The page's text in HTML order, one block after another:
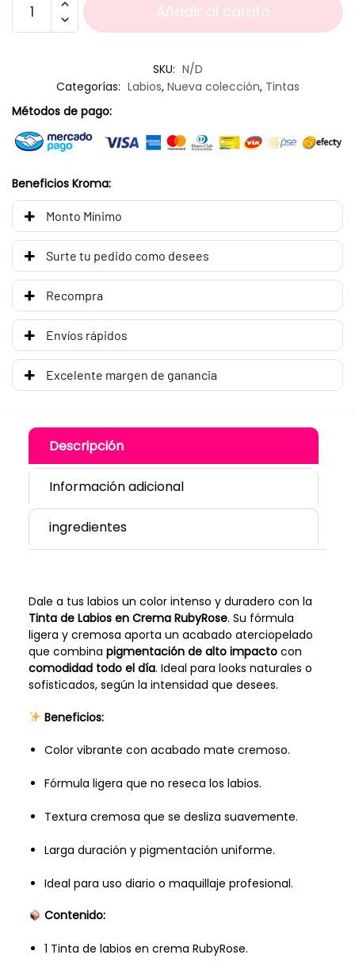
Añadir al carrito
SKU: N/D
Categorías: Labios, Nueva colección, Tintas
Métodos de pago:
Beneficios Kroma:
Monto Mínimo
Surte tu pedido como desees
Recompra
Envíos rápidos
Excelente margen de ganancia
Descripción
Información adicional
ingredientes
Dale a tus labios un color intenso y duradero con la
Tinta de Labios en Crema RubyRose. Su fórmula
ligera y cremosa aporta un acabado aterciopelado
que combina pigmentación de alto impactocon
comodidad todo el día. Ideal para looks naturales o
sofisticados, según la intensidad que desees.
Beneficios:
Color vibrante con acabado mate cremoso.
Fórmula ligera que no reseca los labios.
Textura cremosa que se desliza suavemente.
Larga duración y pigmentación uniforme.
Ideal para uso diario o maquillaje profesional.
Contenido:
1 Tinta de labios en crema RubyRose.